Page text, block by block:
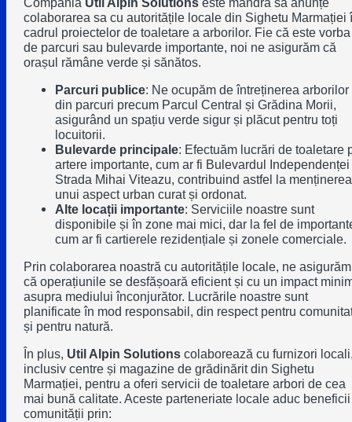
colaborarea sa cu autoritățile locale din Sighetu Marmației
cadrul proiectelor de toaletare a arborilor. Fie că este vorba
de parcuri sau bulevarde importante, noi ne asigurăm că
orașul rămâne verde și sănătos.
Parcuri publice: Ne ocupăm de întreținerea arborilor
din parcuri precum Parcul Central și Grădina Morii,
asigurând un spațiu verde sigur și plăcut pentru toți
locuitorii.
Bulevarde principale: Efectuăm lucrări de toaletare
artere importante, cum ar fi Bulevardul Independenței
Strada Mihai Viteazu, contribuind astfel la menținerea
unui aspect urban curat și ordonat.
Alte locații importante: Serviciile noastre sunt
disponibile și în zone mai mici, dar la fel de
cum ar fi cartierele rezidențiale și zonele comerciale.
Prin colaborarea noastră cu autoritățile locale, ne asigurăm
că operațiunile se desfășoară eficient și cu un impact
asupra mediului înconjurător. Lucrările noastre sunt
planificate în mod responsabil, din respect pentru
și pentru natură.
În plus, Util Alpin Solutionscolaborează cu furnizori
inclusiv centre și magazine de grădinărit din Sighetu
Marmației, pentru a oferi servicii de toaletare arbori de cea
mai bună calitate. Aceste parteneriate locale aduc beneficii
comunității prin: